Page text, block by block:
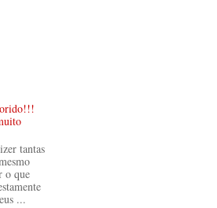
tantas
o que
...